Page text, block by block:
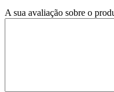
A sua avaliação sobre o